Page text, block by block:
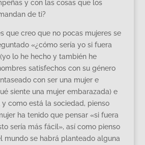
y con las cosas que los
de ti?
que creo que no pocas mujeres se
«¿cómo sería yo si fuera
lo he hecho y también he
satisfechos con su género
con ser una mujer e
siente una mujer embarazada) e
y como está la sociedad, pienso
ha tenido que pensar «si fuera
sería más fácil», así como pienso
mundo se habrá planteado alguna